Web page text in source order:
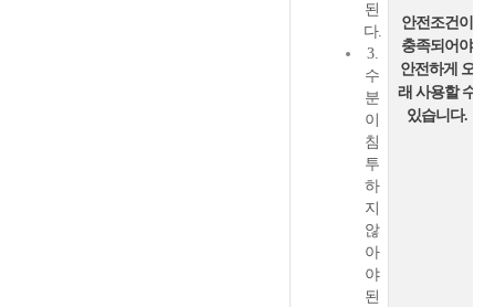
안전조건이
충족되어야
안전하게 오
래 사용할 수
있습니다.
된
다.
3.
수
분
이
침
투
하
지
않
아
야
된